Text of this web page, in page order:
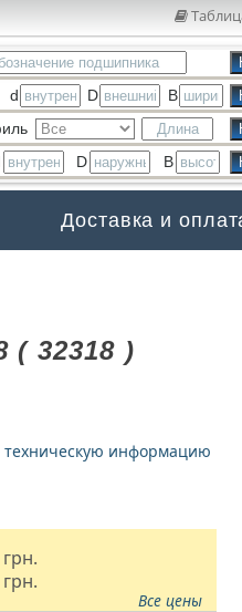
d D B
D B
Доставка и
( 32318 )
техническую информацию
грн.
Все цены